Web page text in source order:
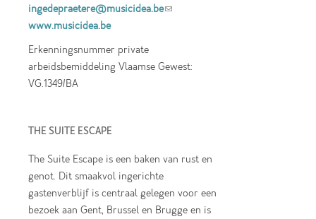
ingedepraetere@musicidea.be(link sends e-
www.musicidea.be
Erkenningsnummer private
arbeidsbemiddeling Vlaamse Gewest:
VG.1349/BA
THE SUITE ESCAPE
The Suite Escape is een baken van rust en
genot. Dit smaakvol ingerichte
gastenverblijf is centraal gelegen voor een
bezoek aan Gent, Brussel en Brugge en is